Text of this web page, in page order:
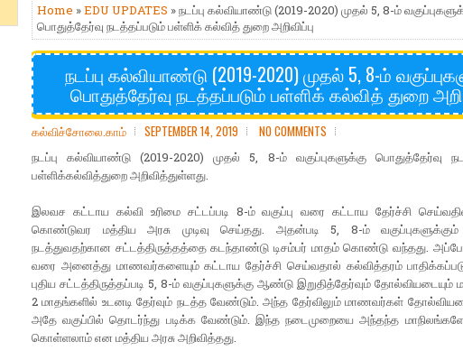
Home »EDU UPDATES » நடப்பு கல்வியாண்டு (2019-2020) முதல் 5, 8-ம்
பொதுத்தேர்வு நடத்தப்படும் பள்ளிக் கல்வித் துறை அறிவிப்பு
நடப்பு கல்வியாண்டு (2019-2020) முதல் 5, 8-ம்
பொதுத்தேர்வு நடத்தப்படும் பள்ளிக் கல்வித் துறை
கல்விச்சோலை.காம் SEPTEMBER 14, 2019 NO COMMENTS
நடப்பு கல்வியாண்டு (2019-2020) முதல் 5, 8-ம் வகுப்புகளுக்கு பொதுத்தேர்வு
பள்ளிக்கல்வித்துறை அறிவித்துள்ளது.
இலவச கட்டாய கல்வி உரிமை சட்டப்படி 8-ம் வகுப்பு வரை கட்டாய தேர்ச்சி
கொண்டுவர மத்திய அரசு முடிவு செய்தது. அதன்படி 5, 8-ம் வகுப்புகளுக்கும்
நடத்துவதற்கான சட்டத்திருத்தத்தை கடந்தாண்டு டிசம்பர் மாதம் கொண்டு வந்தது.
வரை அனைத்து மாணவர்களையும் கட்டாய தேர்ச்சி செய்வதால் கல்வித்தரம்
புதிய சட்டத்திருத்தப்படி 5, 8-ம் வகுப்புகளுக்கு ஆண்டு இறுதித்தேர்வும்
2 மாதங்களில் உடனடி தேர்வும் நடத்த வேண்டும். அந்த தேர்விலும் மாணவர்கள்
அதே வகுப்பில் தொடர்ந்து படிக்க வேண்டும். இந்த நடைமுறையை அந்தந்த மாநிலங்களே
கொள்ளலாம் என மத்திய அரசு அறிவித்தது.